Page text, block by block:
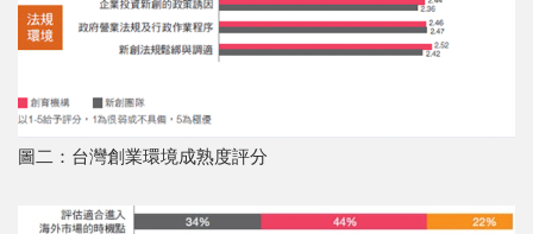
圖二：台灣創業環境成熟度評分